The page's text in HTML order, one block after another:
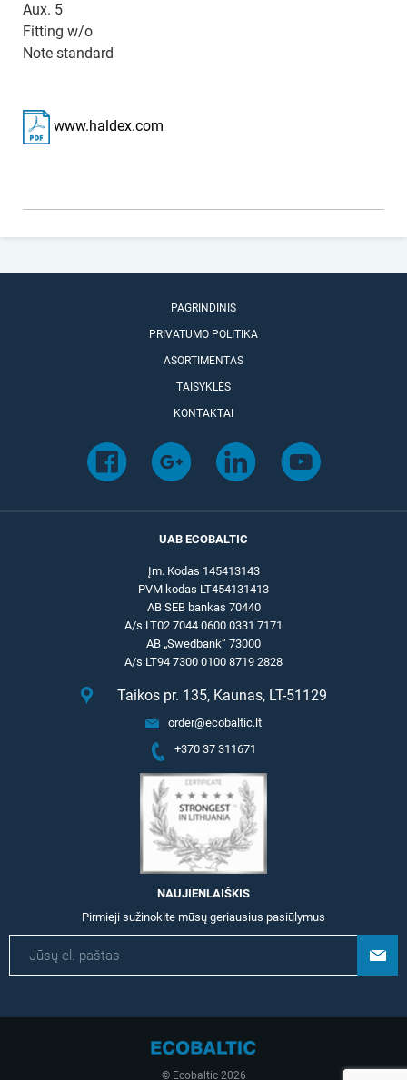
Aux. 5
Fitting w/o
Note standard
www.haldex.com
PAGRINDINIS
PRIVATUMO POLITIKA
ASORTIMENTAS
TAISYKLĖS
KONTAKTAI
UAB ECOBALTIC
Įm. Kodas 145413143
PVM kodas LT454131413
AB SEB bankas 70440
A/s LT02 7044 0600 0331 7171
AB „Swedbank“ 73000
A/s LT94 7300 0100 8719 2828
Taikos pr. 135, Kaunas, LT-51129
order@ecobaltic.lt
+370 37 311671
NAUJIENLAIŠKIS
Pirmieji sužinokite mūsų geriausius pasiūlymus
© Ecobaltic 2026